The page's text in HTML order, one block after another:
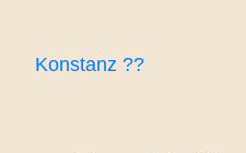
Konstanz ??